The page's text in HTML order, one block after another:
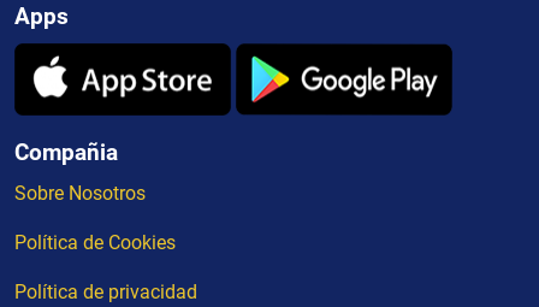
Apps
Compañia
Sobre Nosotros
Política de Cookies
Política de privacidad